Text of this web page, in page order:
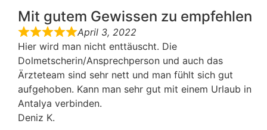
Mit gutem Gewissen zu empfehlen
April 3, 2022
Hier wird man nicht enttäuscht. Die
Dolmetscherin/Ansprechperson und auch das
Ärzteteam sind sehr nett und man fühlt sich gut
aufgehoben. Kann man sehr gut mit einem Urlaub in
Antalya verbinden.
Deniz K.